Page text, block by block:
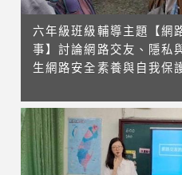
六年級班級輔導主題【網
事】討論網路交友、隱私
生網路安全素養與自我保